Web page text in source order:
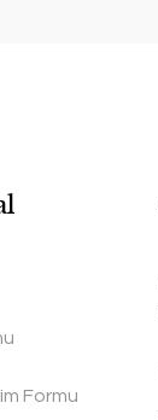
Formu